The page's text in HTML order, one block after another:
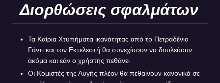
Διορθώσεις σφαλμάτων
Τα Καίρια Χτυπήματα ικανότητας από το Πετραδένιο
Γάντι και τον Εκτελεστή θα συνεχίσουν να δουλεύουν
ακόμα και εάν ο χρήστης πεθάνει
Οι Κομιστές της Αυγής πλέον θα πεθαίνουν κανονικά σε